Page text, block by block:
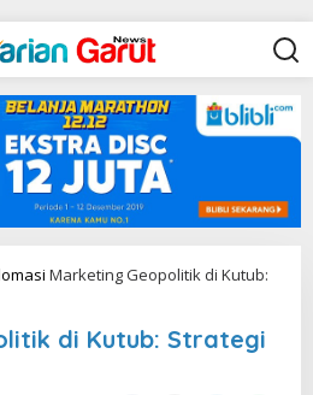
Marketing Geopolitik di Kutub:
di Kutub: Strategi